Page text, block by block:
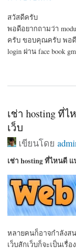
สวัสดีครับ
พอดีอยากถามว่า
ครับ ขอบคุณครับ พอดี
login ผ่าน face book
เช่า hosting ที่
เว็บ
เขียนโดย
เช่า hosting ที่ไหนดี
หลายคนก็อาจกำลังส
เว็บสักเว็บก็จะเป็นเรื่